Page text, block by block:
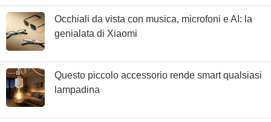
Occhiali da vista con musica, microfoni e AI: la
genialata di Xiaomi
Questo piccolo accessorio rende smart qualsiasi
lampadina